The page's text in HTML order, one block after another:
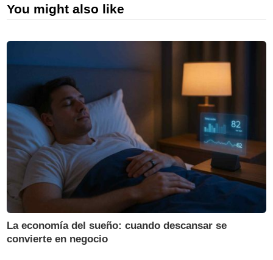
You might also like
La economía del sueño: cuando descansar se
convierte en negocio